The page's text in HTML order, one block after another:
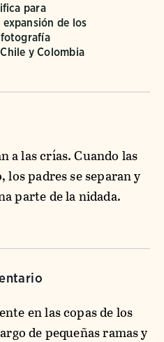
para
de los
y Colombia
a las crías. Cuando las
padres se separan y
parte de la nidada.
en las copas de los
de pequeñas ramas y